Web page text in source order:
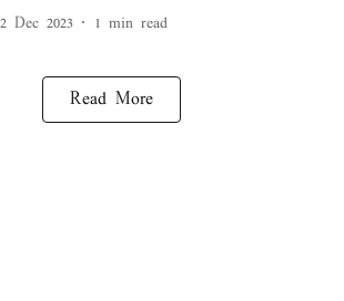
Dec 2023 1 min read
Read More